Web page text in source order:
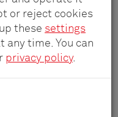
or reject cookies
these settings
any time. You can
privacy policy.
el escritorio.
de cables
tiene un
donde se